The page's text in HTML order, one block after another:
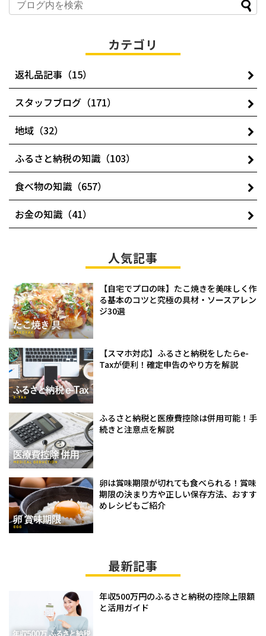
カテゴリ
返礼品記事（15）
スタッフブログ（171）
地域（32）
ふるさと納税の知識（103）
食べ物の知識（657）
お金の知識（41）
人気記事
【自宅でプロの味】たこ焼きを美味しく作
る基本のコツと究極の具材・ソースアレン
ジ30選
【スマホ対応】ふるさと納税をしたらe-
Taxが便利！確定申告のやり方を解説
ふるさと納税と医療費控除は併用可能！手
続きと注意点を解説
卵は賞味期限が切れても食べられる！賞味
期限の決まり方や正しい保存方法、おすす
めレシピもご紹介
最新記事
年収500万円のふるさと納税の控除上限額
と活用ガイド